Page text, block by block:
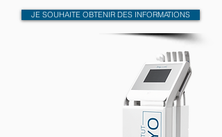
JE SOUHAITE OBTENIR DES INFORMATIONS